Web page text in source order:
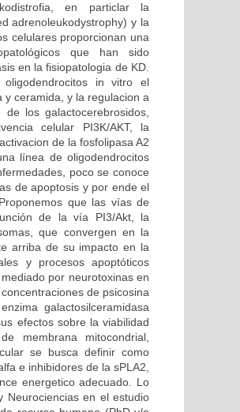
en particlar la
adrenoleukodystrophy) y la
celulares proporcionan una
que han sido
en la fisiopatologia de KD.
in vitro el
y ceramida, y la regulacion a
los galactocerebrosidos,
celular PI3K/AKT, la
de la fosfolipasa A2
línea de oligodendrocitos
poco se conoce
de apoptosis y por ende el
que las vías de
de la vía PI3/Akt, la
que convergen en la
arriba de su impacto en la
y procesos apoptóticos
por neurotoxinas en
de psicosina
galactosilceramidasa
efectos sobre la viabilidad
membrana mitocondrial,
se busca definir como
e inhibidores de la sPLA2,
energetico adecuado. Lo
Neurociencias en el estudio